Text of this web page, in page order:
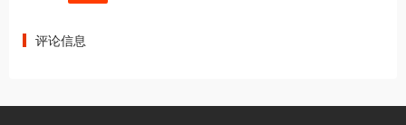
评论信息